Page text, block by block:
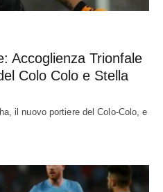
Accoglienza Trionfale
Colo Colo e Stella
il nuovo portiere del Colo-Colo, e